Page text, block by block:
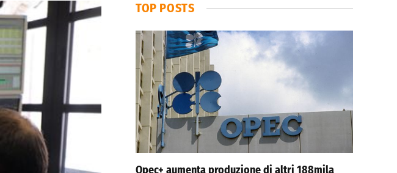
TOP POSTS
Opec+ aumenta produzione di altri 188mila